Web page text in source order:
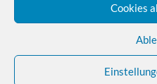
Cookies
Copyright © 2024